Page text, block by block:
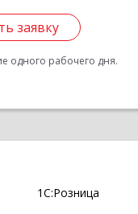
заявку
одного рабочего дня.
1С:Розница